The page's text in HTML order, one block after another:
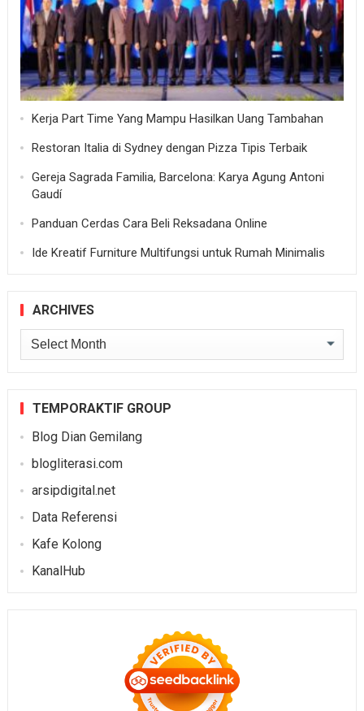
Kerja Part Time Yang Mampu Hasilkan Uang Tambahan
Restoran Italia di Sydney dengan Pizza Tipis Terbaik
Gereja Sagrada Familia, Barcelona: Karya Agung Antoni
Gaudí
Panduan Cerdas Cara Beli Reksadana Online
Ide Kreatif Furniture Multifungsi untuk Rumah Minimalis
ARCHIVES
Archives
TEMPORAKTIF GROUP
Blog Dian Gemilang
blogliterasi.com
arsipdigital.net
Data Referensi
Kafe Kolong
KanalHub